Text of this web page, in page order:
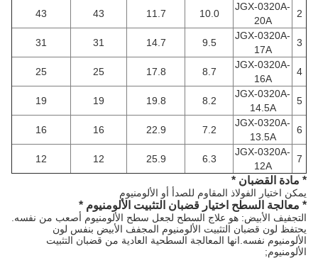
2
JGX-0320A-
20A
10.0
11.7
43
43
3
JGX-0320A-
17A
9.5
14.7
31
31
4
JGX-0320A-
16A
8.7
17.8
25
25
5
JGX-0320A-
14.5A
8.2
19.8
19
19
6
JGX-0320A-
13.5A
7.2
22.9
16
16
7
JGX-0320A-
12A
6.3
25.9
12
12
* مادة القضبان *
يمكن اختيار الفولاذ المقاوم للصدأ أو الألومنيوم
* معالجة السطح اختيار قضبان التثبيت الألومنيوم *
التجفيف الأبيض: هو علاج السطح لجعل سطح الألومنيوم أصعب من نفسه.
يحتفظ لون قضبان التثبيت الألومنيوم المجفف الأبيض بنفس لون
الألومنيوم نفسه.انها المعالجة السطحية العادية من قضبان التثبيت
الألومنيوم;